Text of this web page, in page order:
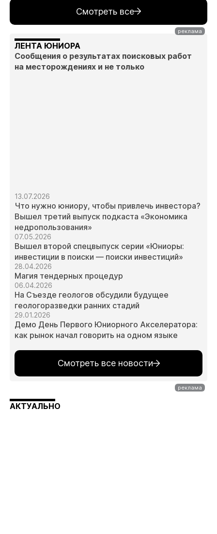
Смотреть все
ЛЕНТА ЮНИОРА
Сообщения о результатах поисковых работ
на месторождениях и не только
13.07.2026
Что нужно юниору, чтобы привлечь инвестора?
Вышел третий выпуск подкаста «Экономика
недропользования»
07.05.2026
Вышел второй спецвыпуск серии «Юниоры:
инвестиции в поиски — поиски инвестиций»
28.04.2026
Магия тендерных процедур
06.04.2026
На Съезде геологов обсудили будущее
геологоразведки ранних стадий
29.01.2026
Демо День Первого Юниорного Акселератора:
как рынок начал говорить на одном языке
Смотреть все новости
АКТУАЛЬНО